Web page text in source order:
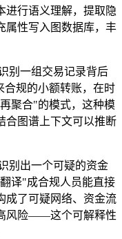
进行语义理解，提取隐
属性写入图数据库，丰
别一组交易记录背后
规的小额转账，在时
聚合"的模式，这种模
合图谱上下文可以推断
别出一个可疑的资金
译"成合规人员能直接
成了可疑网络、资金流
风险——这个可解释性